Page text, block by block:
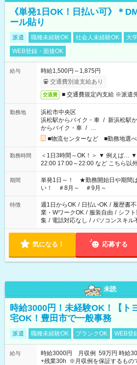
《単発1日OK！日払い可》＊
ール貼り
派遣 職種未経験OK 社会人未経験OK 大
WEB登録・面接OK
給与
時給1,500円～1,875円
交通費別途支給あり
交通費 ■ 交通費規定内支給 ※派遣
勤務地
浜松市中央区
浜松駅からバイク・車 / 新浜松駅
からバイク・車 / …
■物流センターなど ■勤務地選
勤務時間
＜1日3時間～OK！＞ ▼ 例えば… ▼ 15:00～18:00 15:00～
22:00 17:00～22:00 など こちら以外の時間もお気軽にご相談く
ださい！
期間
単発1日～！ ★勤務開始日や期間
い！ ＃8月～ ＃9月～
特徴 週1日からOK / 日払いOK / 履歴書
業・WワークOK / 服装自由 / シフ
集 / 電話対応なし / パソコンスキル
気になる！ 応募する
未読
時給3000円！未経験OK！【ト
宅OK！豊田市で一般事務
派遣 職種未経験OK ブランクOK WEB登
給与
時給3000円 月収例 59万円 時給
+残業30h ※月収例を保証するもの